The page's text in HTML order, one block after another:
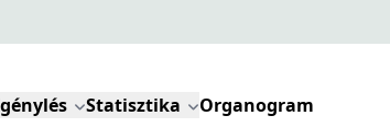
Statisztika Organogram